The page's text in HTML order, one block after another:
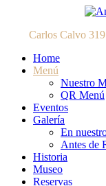
Carlos Calvo
Home
Menú
Nuestro
QR Menú
Eventos
Galería
En
Antes de
Historia
Museo
Reservas